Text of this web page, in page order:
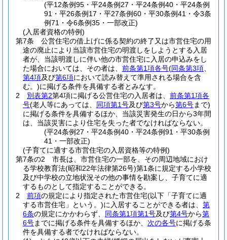
(平12条例95・平24条例27・平24条例40・平24条例
91・平26条例17・平27条例60・平30条例41・令3条
例71・令6条例35・一部改正)
(入居者資格の特例)
第7条
公営住宅の借上げに係る契約の終了又は市営住宅の用
途の廃止により当該市営住宅の明渡しをしようとする入居
者が、当該明渡しに伴い他の市営住宅に入居の申込みをし
た場合においては、その者は、 前条第1項各号(同条第3項
第4項及び第6項において読み替えて準用される場合を含
む。)に掲げる条件を具備する者とみなす。
2
別表第2第4項に掲げる公営住宅の入居者は、 前条第1項各
号(老人等にあっては、 同項第1号及び第3号から第6号まで)
に掲げる条件を具備するほか、当該災害発生の日から3年間
は、当該災害により住宅を失った者でなければならない。
(平24条例27・平24条例40・平24条例91・平30条例
41・一部改正)
(子育てに適する市営住宅の入居資格等の特例)
第7条の2
市長は、市営住宅の一部を、その周辺地域におけ
る学校教育法(昭和22年法律第26号)第1条に規定する小学校
及び中学校の立地状況その他の事情を勘案し、子育てに適
するものとして指定することができる。
2
前項の規定により指定された市営住宅(以下「子育てに適
する市営住宅」という。)に入居することができる者は、 第
6条の規定にかかわらず、 同条第1項第1号及び第4号から第
6号までに掲げる条件を具備するほか、 次の各号に掲げる条
件を具備する者でなければならない。